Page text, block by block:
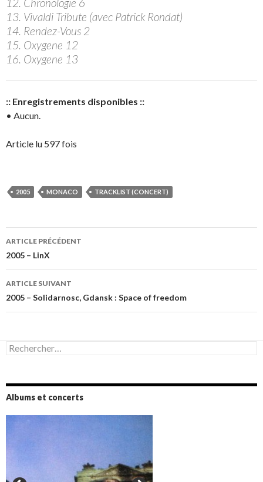
13. Vivaldi Tribute (avec Patrick Rondat)
14. Rendez-Vous 2
15. Oxygene 12
16. Oxygene 13
:: Enregistrements disponibles ::
• Aucun.
Article lu 597 fois
2005 MONACO TRACKLIST (CONCERT)
Navigation
des
articles
ARTICLE PRÉCÉDENT
2005 – LinX
ARTICLE SUIVANT
2005 – Solidarnosc, Gdansk : Space of freedom
Rechercher :
Albums et concerts